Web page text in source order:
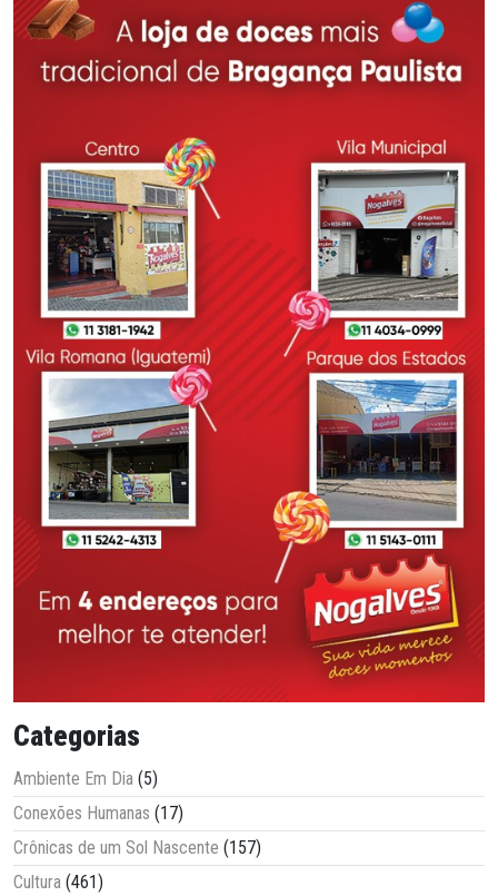
Categorias
Ambiente Em Dia (5)
Conexões Humanas (17)
Crônicas de um Sol Nascente (157)
Cultura (461)